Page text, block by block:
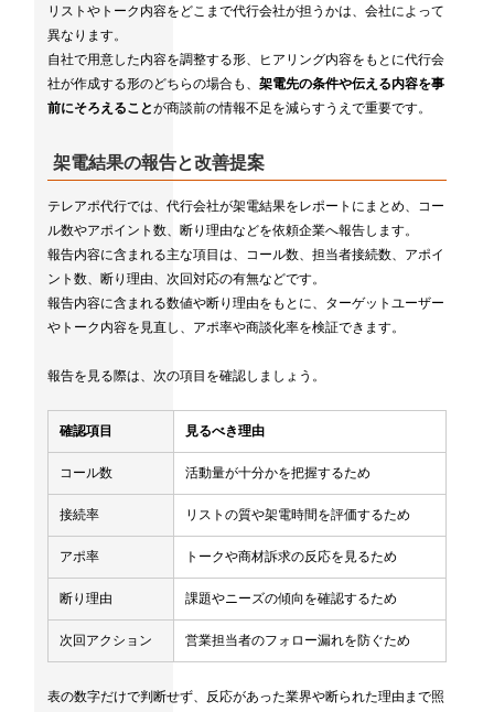
リストやトーク内容をどこまで代行会社が担うかは、会社によって
異なります。
自社で用意した内容を調整する形、ヒアリング内容をもとに代行会
社が作成する形のどちらの場合も、 架電先の条件や伝える内容を事
前にそろえることが商談前の情報不足を減らすうえで重要です。
架電結果の報告と改善提案
テレアポ代行では、代行会社が架電結果をレポートにまとめ、コー
ル数やアポイント数、断り理由などを依頼企業へ報告します。
報告内容に含まれる主な項目は、コール数、担当者接続数、アポイ
ント数、断り理由、次回対応の有無などです。
報告内容に含まれる数値や断り理由をもとに、ターゲットユーザー
やトーク内容を見直し、アポ率や商談化率を検証できます。
報告を見る際は、次の項目を確認しましょう。
確認項目 見るべき理由
コール数 活動量が十分かを把握するため
接続率 リストの質や架電時間を評価するため
アポ率 トークや商材訴求の反応を見るため
断り理由 課題やニーズの傾向を確認するため
次回アクション 営業担当者のフォロー漏れを防ぐため
表の数字だけで判断せず、反応があった業界や断られた理由まで照